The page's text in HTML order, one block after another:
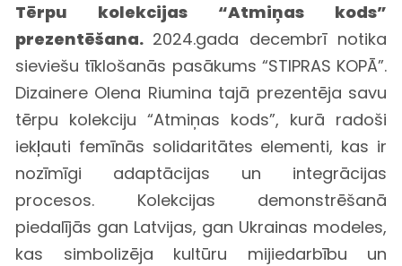
Tērpu kolekcijas “Atmiņas kods”
prezentēšana. 2024.gada decembrī notika
sieviešu tīklošanās pasākums “STIPRAS KOPĀ”.
Dizainere Olena Riumina tajā prezentēja savu
tērpu kolekciju “Atmiņas kods”, kurā radoši
iekļauti femīnās solidaritātes elementi, kas ir
nozīmīgi adaptācijas un integrācijas
procesos. Kolekcijas demonstrēšanā
piedalījās gan Latvijas, gan Ukrainas modeles,
kas simbolizēja kultūru mijiedarbību un